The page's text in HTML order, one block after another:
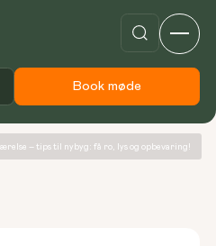
Book møde
– tips til nybyg: få ro, lys og opbevaring!